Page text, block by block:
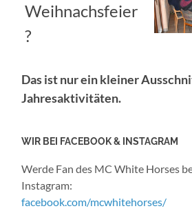
Weihnachsfeier
?
Das ist nur ein kleiner
Jahresaktivitäten.
WIR BEI FACEBOOK & INSTAGRAM
Werde Fan des MC White Horses
Instagram:
facebook.com/mcwhitehorses/